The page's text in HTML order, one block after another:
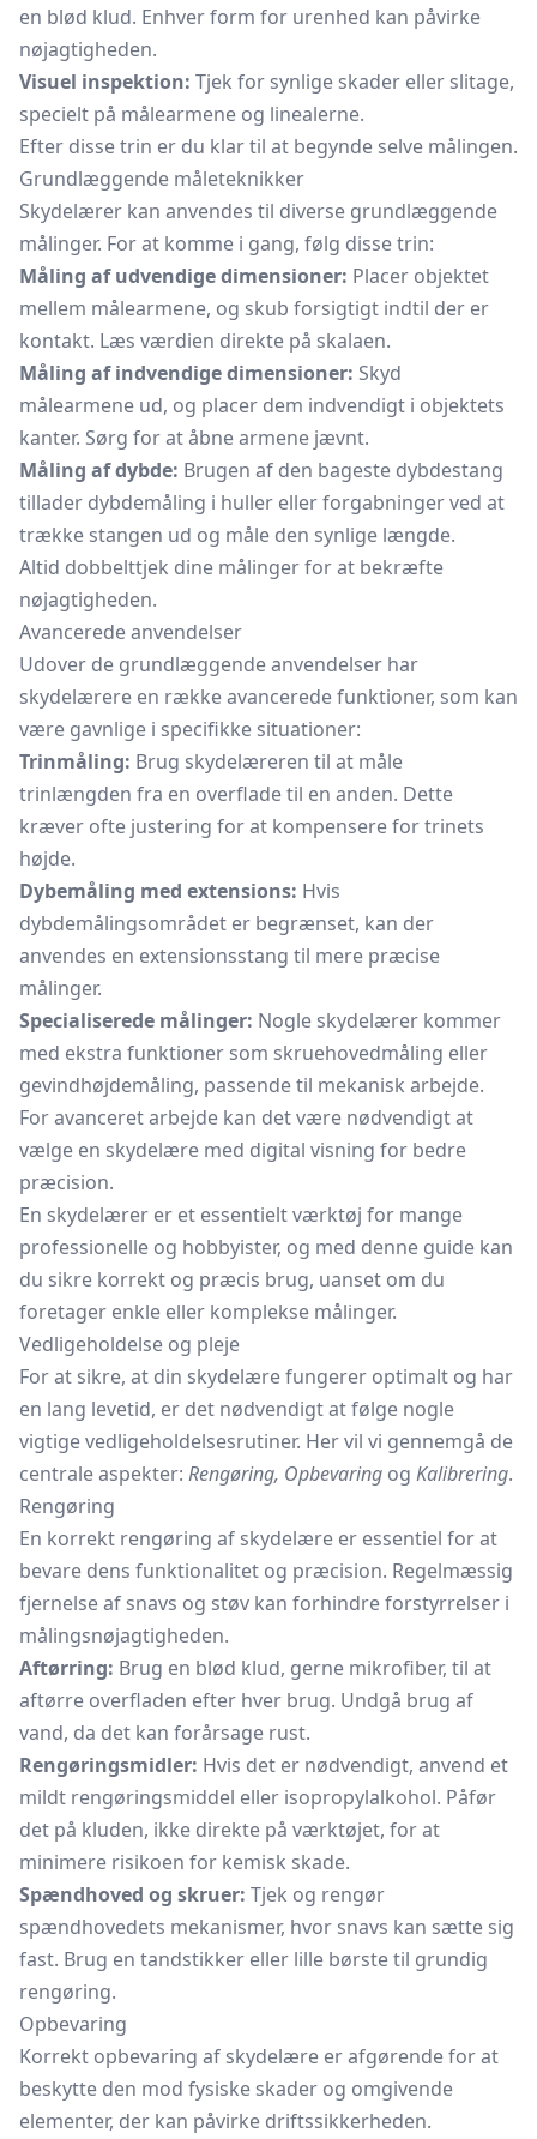
en blød klud. Enhver form for urenhed kan påvirke
nøjagtigheden.
Visuel inspektion: Tjek for synlige skader eller slitage,
specielt på målearmene og linealerne.
Efter disse trin er du klar til at begynde selve målingen.
Grundlæggende måleteknikker
Skydelærer kan anvendes til diverse grundlæggende
målinger. For at komme i gang, følg disse trin:
Måling af udvendige dimensioner: Placer objektet
mellem målearmene, og skub forsigtigt indtil der er
kontakt. Læs værdien direkte på skalaen.
Måling af indvendige dimensioner: Skyd
målearmene ud, og placer dem indvendigt i objektets
kanter. Sørg for at åbne armene jævnt.
Måling af dybde: Brugen af den bageste dybdestang
tillader dybdemåling i huller eller forgabninger ved at
trække stangen ud og måle den synlige længde.
Altid dobbelttjek dine målinger for at bekræfte
nøjagtigheden.
Avancerede anvendelser
Udover de grundlæggende anvendelser har
skydelærere en række avancerede funktioner, som kan
være gavnlige i specifikke situationer:
Trinmåling: Brug skydelæreren til at måle
trinlængden fra en overflade til en anden. Dette
kræver ofte justering for at kompensere for trinets
højde.
Dybemåling med extensions: Hvis
dybdemålingsområdet er begrænset, kan der
anvendes en extensionsstang til mere præcise
målinger.
Specialiserede målinger: Nogle skydelærer kommer
med ekstra funktioner som skruehovedmåling eller
gevindhøjdemåling, passende til mekanisk arbejde.
For avanceret arbejde kan det være nødvendigt at
vælge en skydelære med digital visning for bedre
præcision.
En skydelærer er et essentielt værktøj for mange
professionelle og hobbyister, og med denne guide kan
du sikre korrekt og præcis brug, uanset om du
foretager enkle eller komplekse målinger.
Vedligeholdelse og pleje
For at sikre, at din skydelære fungerer optimalt og har
en lang levetid, er det nødvendigt at følge nogle
vigtige vedligeholdelsesrutiner. Her vil vi gennemgå de
centrale aspekter: Rengøring, Opbevaring og Kalibrering.
Rengøring
En korrekt rengøring af skydelære er essentiel for at
bevare dens funktionalitet og præcision. Regelmæssig
fjernelse af snavs og støv kan forhindre forstyrrelser i
målingsnøjagtigheden.
Aftørring: Brug en blød klud, gerne mikrofiber, til at
aftørre overfladen efter hver brug. Undgå brug af
vand, da det kan forårsage rust.
Rengøringsmidler: Hvis det er nødvendigt, anvend et
mildt rengøringsmiddel eller isopropylalkohol. Påfør
det på kluden, ikke direkte på værktøjet, for at
minimere risikoen for kemisk skade.
Spændhoved og skruer: Tjek og rengør
spændhovedets mekanismer, hvor snavs kan sætte sig
fast. Brug en tandstikker eller lille børste til grundig
rengøring.
Opbevaring
Korrekt opbevaring af skydelære er afgørende for at
beskytte den mod fysiske skader og omgivende
elementer, der kan påvirke driftssikkerheden.